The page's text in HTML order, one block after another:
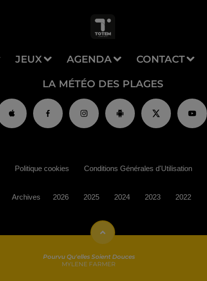
JEUX AGENDA CONTACT
LA MÉTÉO DES PLAGES
Pourvu Qu'elles Soient Douces
MYLENE FARMER
Politique cookies Conditions Générales d'Utilisation
Archives 2026 2025 2024 2023 2022